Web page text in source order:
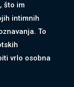
što im
intimnih
To
vrlo osobna